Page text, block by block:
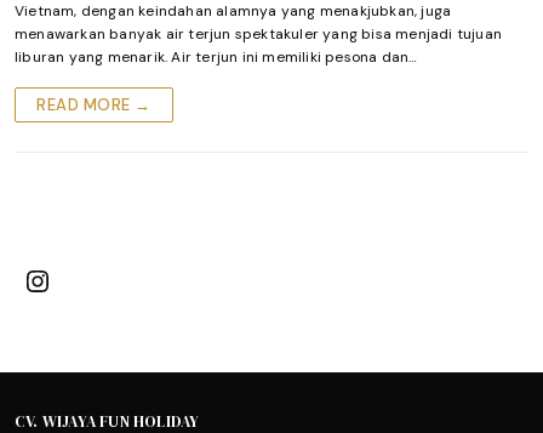
Vietnam, dengan keindahan alamnya yang menakjubkan, juga
menawarkan banyak air terjun spektakuler yang bisa menjadi tujuan
liburan yang menarik. Air terjun ini memiliki pesona dan…
READ MORE →
Instagram
CV. WIJAYA FUN HOLIDAY